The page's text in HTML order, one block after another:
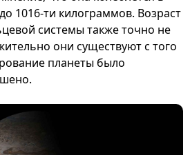
1016-ти килограммов. Возраст
системы также точно не
они существуют с того
планеты было